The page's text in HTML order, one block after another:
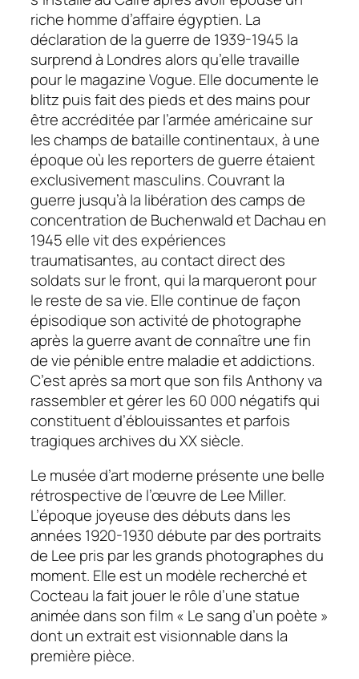
riche homme d’affaire égyptien. La
déclaration de la guerre de 1939-1945 la
surprend à Londres alors qu’elle travaille
pour le magazineVogue. Elle documente le
blitz puis fait des pieds et des mains pour
être accréditée par l’armée américaine sur
les champs de bataille continentaux, à une
époque où les reporters de guerre étaient
exclusivement masculins. Couvrant la
guerre jusqu’à la libération des camps de
concentration de Buchenwald et Dachau en
1945 elle vit des expériences
traumatisantes, au contact direct des
soldats sur le front, qui la marqueront pour
le reste de sa vie. Elle continue de façon
épisodique son activité de photographe
après la guerre avant de connaître une fin
de vie pénible entre maladie et addictions.
C’est après sa mort que son fils Anthony va
rassembler et gérer les 60 000 négatifs qui
constituent d’éblouissantes et parfois
tragiques archives du XX siècle.
Le musée d’art moderne présente une belle
rétrospective de l’œuvre de Lee Miller.
L’époque joyeuse des débuts dans les
années 1920-1930 débute par des portraits
de Lee pris par les grands photographes du
moment. Elle est un modèle recherché et
Cocteau la fait jouer le rôle d’une statue
animée dans son film « Le sang d’un poète »
dont un extrait est visionnable dans la
première pièce.